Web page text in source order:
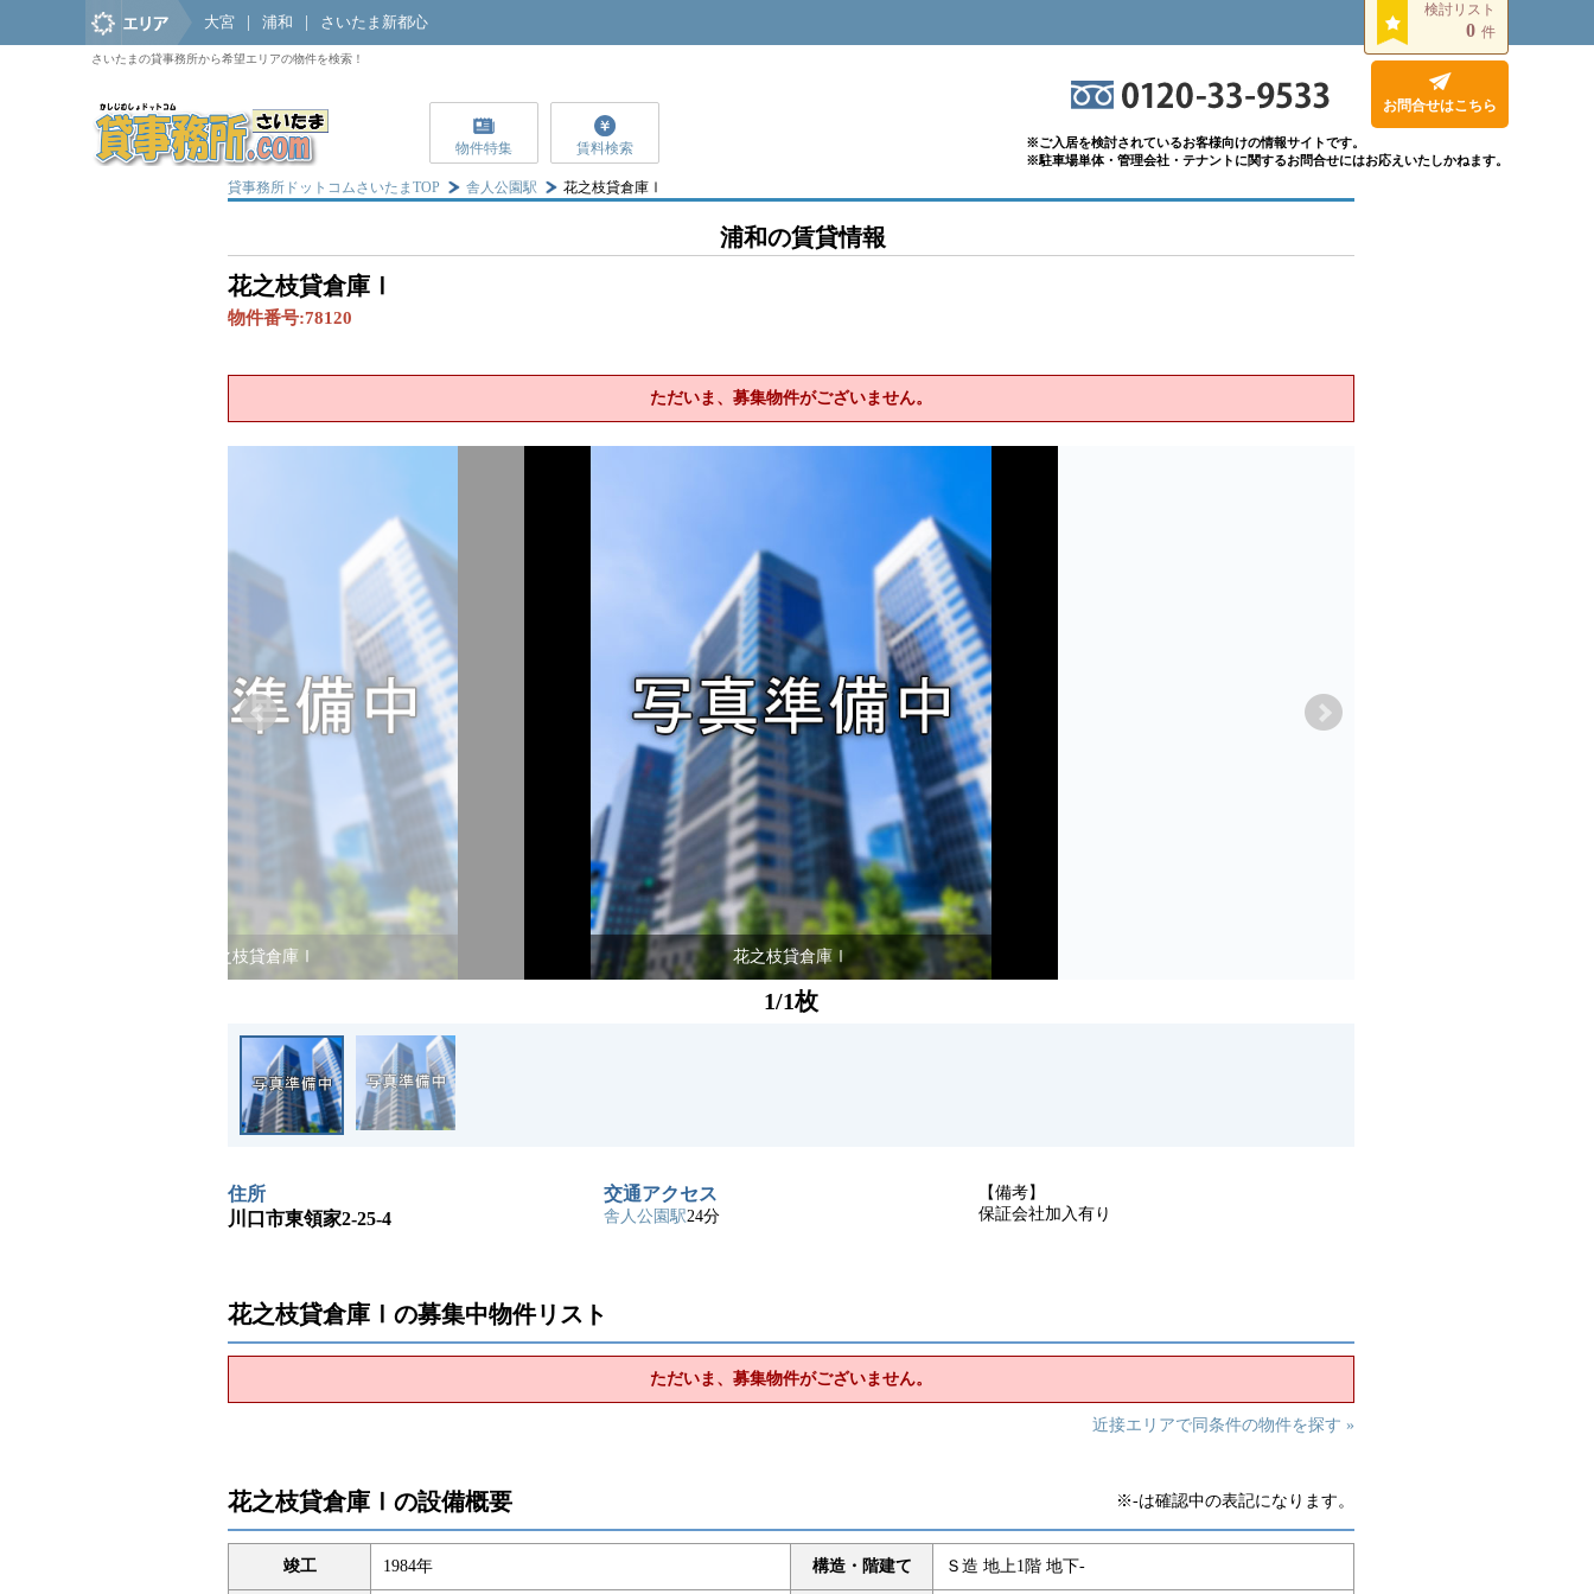
大宮 浦和 さいたま新都心
検討リスト
0 件
さいたまの貸事務所から希望エリアの物件を検索！
物件特集 賃料検索
お問合せはこちら
※ご入居を検討されているお客様向けの情報サイトです。
※駐車場単体・管理会社・テナントに関するお問合せにはお応えいたしかねます。
貸事務所ドットコムさいたまTOP 舎人公園駅 花之枝貸倉庫Ⅰ
浦和の賃貸情報
花之枝貸倉庫Ⅰ
物件番号:78120
ただいま、募集物件がございません。
花之枝貸倉庫Ⅰ 花之枝貸倉庫Ⅰ
1/1枚
住所
川口市東領家2-25-4
交通アクセス
舎人公園駅24分
【備考】
保証会社加入有り
花之枝貸倉庫Ⅰの募集中物件リスト
ただいま、募集物件がございません。
近接エリアで同条件の物件を探す »
花之枝貸倉庫Ⅰの設備概要 ※-は確認中の表記になります。
竣工 1984年 構造・階建て Ｓ造 地上1階 地下-